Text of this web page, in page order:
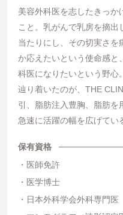
美容外科医を志したきっか
こと。乳がんで乳房を摘
当たりにし、その切実さを
か応えたいという使命感と
科医になりたいという野心
辿り着いたのが、THE
引、脂肪注入豊胸、脂肪を
急速に活躍の幅を広げてい
保有資格
医師免許
医学博士
日本外科学会外科専門医